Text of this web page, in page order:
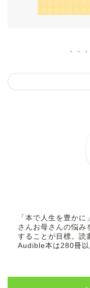
「本で人生を豊か
さんお母さんの悩み
することが目標。読
Audible本は280冊以